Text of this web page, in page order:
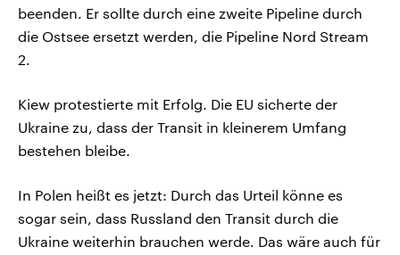
beenden. Er sollte durch eine zweite Pipeline durch
die Ostsee ersetzt werden, die Pipeline Nord Stream
2.
Kiew protestierte mit Erfolg. Die EU sicherte der
Ukraine zu, dass der Transit in kleinerem Umfang
bestehen bleibe.
In Polen heißt es jetzt: Durch das Urteil könne es
sogar sein, dass Russland den Transit durch die
Ukraine weiterhin brauchen werde. Das wäre auch für